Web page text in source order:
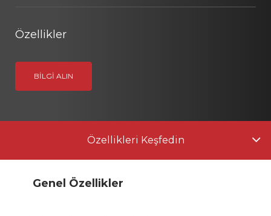
Özellikler
BILGI ALIN
Özellikleri Keşfedin
Genel Özellikler